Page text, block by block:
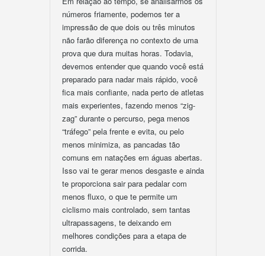
números friamente, podemos ter a
impressão de que dois ou três minutos
não farão diferença no contexto de uma
prova que dura muitas horas. Todavia,
devemos entender que quando você está
preparado para nadar mais rápido, você
fica mais confiante, nada perto de atletas
mais experientes, fazendo menos “zig-
zag” durante o percurso, pega menos
“tráfego” pela frente e evita, ou pelo
menos minimiza, as pancadas tão
comuns em natações em águas abertas.
Isso vai te gerar menos desgaste e ainda
te proporciona sair para pedalar com
menos fluxo, o que te permite um
ciclismo mais controlado, sem tantas
ultrapassagens, te deixando em
melhores condições para a etapa de
corrida.